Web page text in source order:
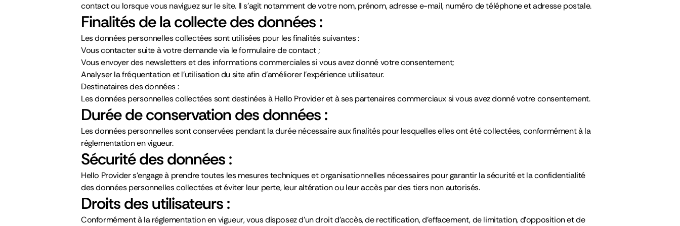
contact ou lorsque vous naviguez sur le site. Il s’agit notamment de votre nom, prénom, adresse e-mail, numéro de téléphone et adresse postale.
Finalités de la collecte des données :
Les données personnelles collectées sont utilisées pour les finalités suivantes :
Vous contacter suite à votre demande via le formulaire de contact ;
Vous envoyer des newsletters et des informations commerciales si vous avez donné votre consentement;
Analyser la fréquentation et l’utilisation du site afin d’améliorer l’expérience utilisateur.
Destinataires des données :
Les données personnelles collectées sont destinées à Hello Provider et à ses partenaires commerciaux si vous avez donné votre consentement.
Durée de conservation des données :
Les données personnelles sont conservées pendant la durée nécessaire aux finalités pour lesquelles elles ont été collectées, conformément à la
réglementation en vigueur.
Sécurité des données :
Hello Provider s’engage à prendre toutes les mesures techniques et organisationnelles nécessaires pour garantir la sécurité et la confidentialité
des données personnelles collectées et éviter leur perte, leur altération ou leur accès par des tiers non autorisés.
Droits des utilisateurs :
Conformément à la réglementation en vigueur, vous disposez d’un droit d’accès, de rectification, d’effacement, de limitation, d’opposition et de